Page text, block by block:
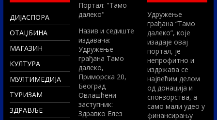
ДИЈАСПОРА
ОТАЏБИНА
МАГАЗИН
КУЛТУРА
МУЛТИМЕДИЈА
ТУРИЗАМ
ЗДРАВЉЕ
Портал: "Тамо
далеко"
Назив и седиште
издавача:
Удружење
грађана Тамо
далеко,
Приморска 20,
Београд
Овлашћени
заступник:
Здравко Елез
Удружење
грађана “Тамо
далеко”, које
изадаје овај
портал, је
непрофитно и
издржава се
највећим делом
од донација и
спонзорства, а
само мали удео у
финансирању